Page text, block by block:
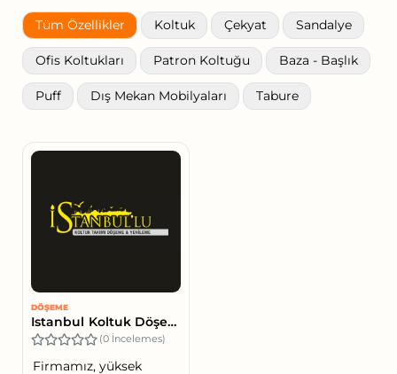
Tüm Özellikler Koltuk Çekyat Sandalye
Ofis Koltukları Patron Koltuğu Baza - Başlık
Puff Dış Mekan Mobilyaları Tabure
DÖŞEME
Istanbul Koltuk Döşeme
(0 İncelemes)
Firmamız, yüksek